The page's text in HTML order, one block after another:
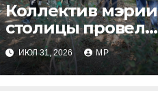
Коллектив мэрии
столицы провел
субботник
ИЮЛ 31, 2026 MP